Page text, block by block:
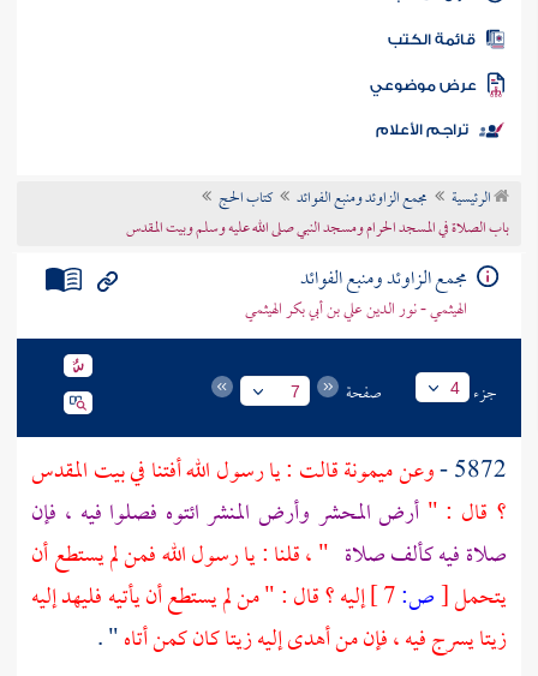
المكتبة
الكتب
موضوعي
تراجم الأعلام
الرئيسية مجمع الزاوئد ومنبع الفوائد
كتاب الحج
باب الصلاة في المسجد الحرام ومسجد النبي صلى الله عليه وسلم وبيت المقدس
مجمع الزاوئد ومنبع الفوائد
الهيثمي - نور الدين علي بن أبي بكر الهيثمي
جزء 4 صفحة 7
5872 - وعنميمونةقالت : يا رسول الله أفتنا فيبيت المقدس
؟ قال : " أرض المحشر وأرض المنشر ائتوه فصلوا فيه ، فإن
صلاة فيه كألف صلاة " ، قلنا : يا رسول الله فمن لم يستطع أن
يتحمل[ص:
إليه ؟ قال : " من لم يستطع أن يأتيه فليهد إليه
زيتا يسرج فيه ، فإن من أهدى إليه زيتا كان كمن أتاه" .